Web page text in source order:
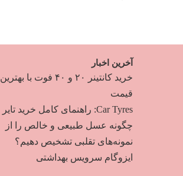
آخرین اخبار
خرید کانتینر ۲۰ و ۴۰ فوت با بهترین
قیمت
Car Tyres: راهنمای کامل خرید تایر
چگونه عسل طبیعی و خالص را از
نمونه‌های تقلبی تشخیص دهیم؟
ایزوگام سرویس بهداشتی